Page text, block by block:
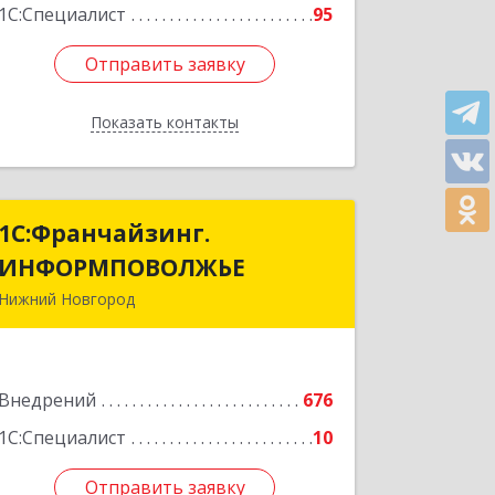
1С:Специалист
95
Отправить заявку
Показать контакты
Отправить заявку
Назад
1С:Франчайзинг.
ИНФОРМПОВОЛЖЬЕ
Нижний Новгород
Внедрений
676
1С:Специалист
10
Отправить заявку
1С:Франчайзинг.
ИНФОРМПОВОЛЖЬЕ
Подробнее
Отправить заявку